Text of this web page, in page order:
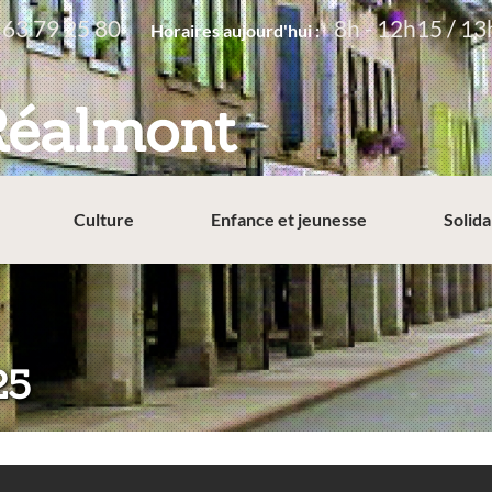
79 25 80 Horaires aujourd'hui : 8h - 12h15 /
Culture Enfance et jeunesse